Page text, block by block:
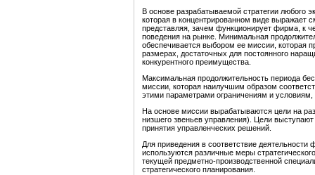
В основе разрабатываемой стратегии любого
которая в концентрированном виде
представляя, зачем функционирует фирма, к
поведения на рынке. Минимальная
обеспечивается выбором ее миссии, которая
размерах, достаточных для постоянного
конкурентного преимущества.
Максимальная продолжительность периода
миссии, которая наилучшим образом
этими параметрами ограничениям и условиям,
На основе миссии вырабатываются цели на
низшего звеньев управления). Цели
принятия управленческих решений.
Для приведения в соответствие
используются различные меры
текущей предметно-производственной
стратегического планирования.